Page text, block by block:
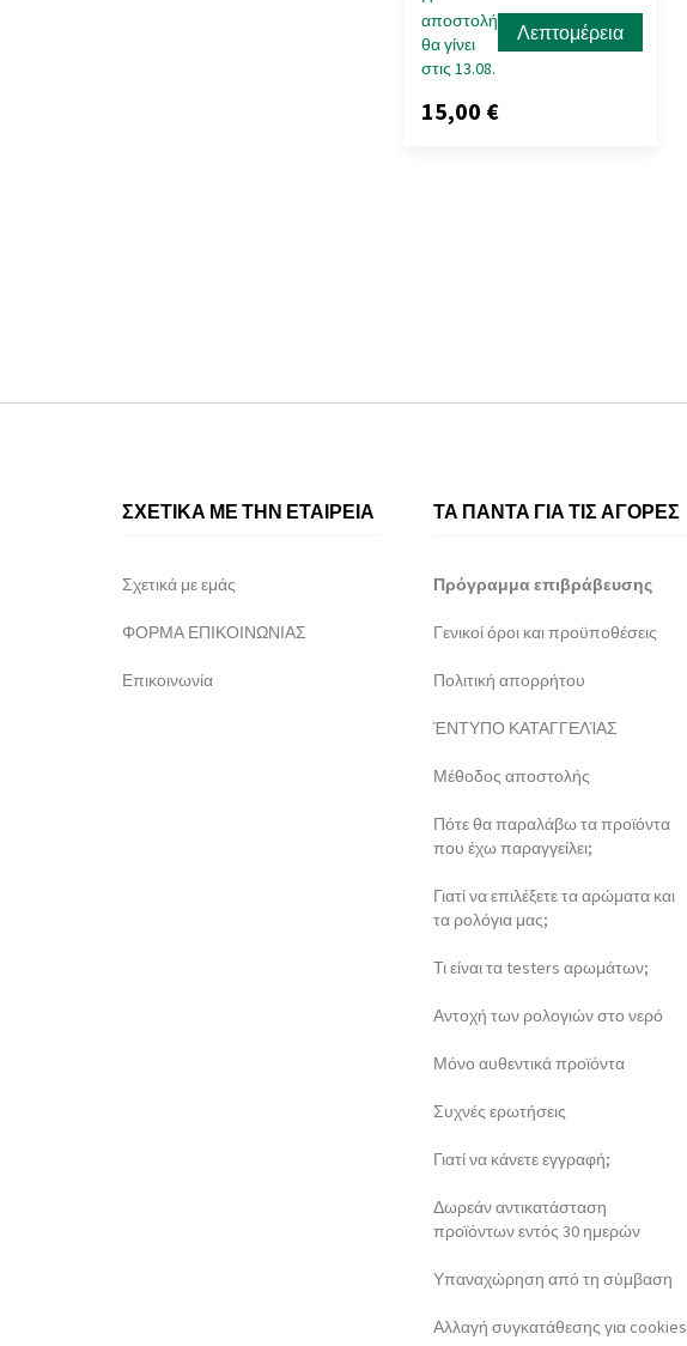
αποστολή
θα γίνει
στις 13.08.
Λεπτομέρεια
15,00 €
ΣΧΕΤΙΚΑ ΜΕ ΤΗΝ ΕΤΑΙΡΕΙΑ
Σχετικά με εμάς
ΦΟΡΜΑ ΕΠΙΚΟΙΝΩΝΙΑΣ
Επικοινωνία
ΤΑ ΠΑΝΤΑ ΓΙΑ ΤΙΣ ΑΓΟΡΕΣ
Πρόγραμμα επιβράβευσης
Γενικοί όροι και προϋποθέσεις
Πολιτική απορρήτου
ΈΝΤΥΠΟ ΚΑΤΑΓΓΕΛΊΑΣ
Μέθοδος αποστολής
Πότε θα παραλάβω τα προϊόντα
που έχω παραγγείλει;
Γιατί να επιλέξετε τα αρώματα και
τα ρολόγια μας;
Τι είναι τα testers αρωμάτων;
Αντοχή των ρολογιών στο νερό
Μόνο αυθεντικά προϊόντα
Συχνές ερωτήσεις
Γιατί να κάνετε εγγραφή;
Δωρεάν αντικατάσταση
προϊόντων εντός 30 ημερών
Υπαναχώρηση από τη σύμβαση
Αλλαγή συγκατάθεσης για cookies